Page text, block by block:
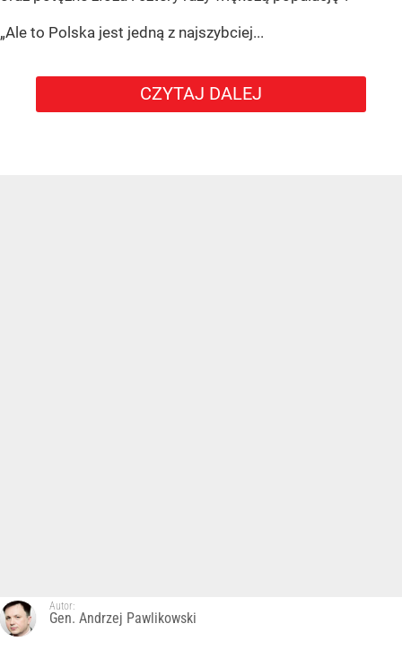
„Ale to Polska jest jedną z najszybciej...
CZYTAJ DALEJ
Autor:
Gen. Andrzej Pawlikowski